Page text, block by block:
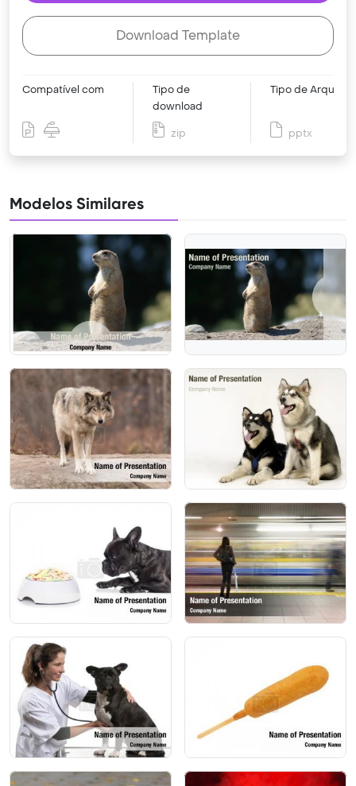
Download Template
Compatível com
Tipo de
download
zip
Tipo de Arquivo
pptx
Modelos Similares